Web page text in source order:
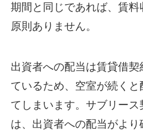
期間と同じであれば、賃
原則ありません。
出資者への配当は賃貸借
ているため、空室が続く
てしまいます。サブリー
は、出資者への配当がよ